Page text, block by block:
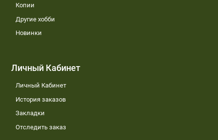
Копии
Другие хобби
Новинки
Личный Кабинет
Личный Кабинет
История заказов
Закладки
Отследить заказ